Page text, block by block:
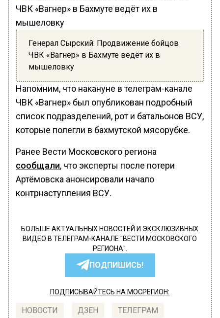
Генерал Сырский: Продвижение бойцов
ЧВК «Вагнер» в Бахмуте ведёт их в
мышеловку
Напомним, что накануне в телеграм-канале
ЧВК «Вагнер» был опубликован подробный
список подразделений, рот и батальонов ВСУ,
которые полегли в бахмутской мясорубке.
Ранее Вести Московского региона
сообщали, что эксперты после потери
Артёмовска анонсировали начало
контрнаступления ВСУ.
БОЛЬШЕ АКТУАЛЬНЫХ НОВОСТЕЙ И ЭКСКЛЮЗИВНЫХ
ВИДЕО В ТЕЛЕГРАМ-КАНАЛЕ "ВЕСТИ МОСКОВСКОГО
РЕГИОНА".
ПОДПИШИСЬ!
ПОДПИСЫВАЙТЕСЬ НА МОСРЕГИОН:
НОВОСТИ ДЗЕН ТЕЛЕГРАМ